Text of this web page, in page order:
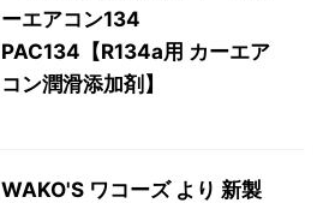
ーエアコン134
PAC134【R134a用 カーエア
コン潤滑添加剤】
WAKO'S ワコーズ より 新製